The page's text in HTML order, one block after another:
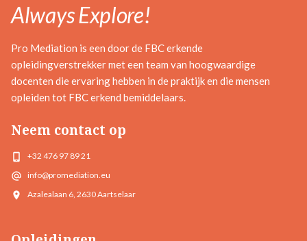
Always Explore!
Pro Mediation is een door de FBC erkende
opleidingverstrekker met een team van hoogwaardige
docenten die ervaring hebben in de praktijk en die mensen
opleiden tot FBC erkend bemiddelaars.
Neem contact op
+32 476 97 89 21
info@promediation.eu
Azalealaan 6, 2630 Aartselaar